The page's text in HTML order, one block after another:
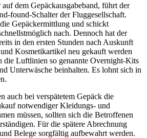
dem Gepäckausgabeband, führt der
found-Schalter der Fluggesellschaft.
Gepäckermittlung und schickt
nach. Dennoch hat der
in den ersten Stunden nach Auskunft
Kosmetikartikel neu gekauft werden
die Luftlinien so genannte Overnight-Kits
Unterwäsche beinhalten. Es lohnt sich in
auch bei verspätetem Gepäck die
notwendiger Kleidungs- und
müssen, sollten sich die Betroffenen
Für die spätere Abrechnung
Belege sorgfältig aufbewahrt werden.